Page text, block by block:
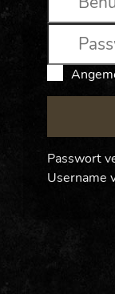
Passwort
Username